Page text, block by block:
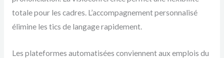
totale pour les cadres. L’accompagnement personnalisé
élimine les tics de langage rapidement.
Les plateformes automatisées conviennent aux emplois du